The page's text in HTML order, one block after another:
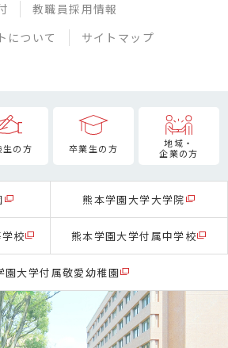
教職員採用情報
について
サイトマップ
生の方 卒業生の方
地域・
企業の方
熊本学園大学大学院
校 熊本学園大学付属中学校
園大学付属敬愛幼稚園